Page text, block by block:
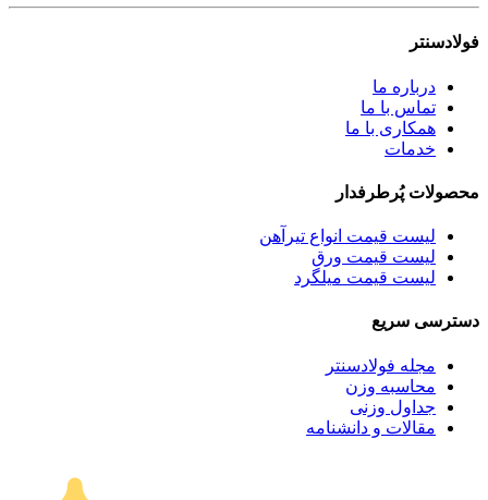
فولادسنتر
درباره ما
تماس با ما
همکاری با ما
خدمات
محصولات پُرطرفدار
لیست قیمت انواع تیرآهن
لیست قیمت ورق
لیست قیمت میلگرد
دسترسی سریع
مجله فولادسنتر
محاسبه وزن
جداول وزنی
مقالات و دانشنامه